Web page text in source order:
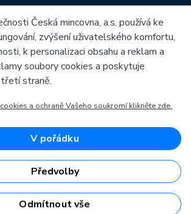
patří:
unie
a inovace pro konkurenceschopnost
fond pro regionální rozvoj
mincovna, a.s. © 1993 - 2026
Česká mincovna, a.s. používá ke
zvýšení uživatelského komfortu,
k personalizaci obsahu a reklam a
soubory cookies a poskytuje
straně.
a ochraně Vašeho soukromí klikněte zde.
V pořádku
Předvolby
Odmítnout vše